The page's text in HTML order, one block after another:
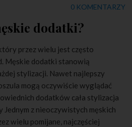
0 KOMENTARZY
dodatki?
przez wielu jest często
Męskie dodatki stanowią
stylizacji. Nawet najlepszy
mogą oczywiście wyglądać
dodatków cała stylizacja
Jednym z nieoczywistych męskich
wielu pomijane, najczęściej